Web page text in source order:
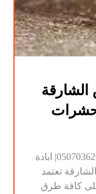
شركة مكافحة القوارض الشارقة |0507036261| ابادة
تعتمد
كافة طرق